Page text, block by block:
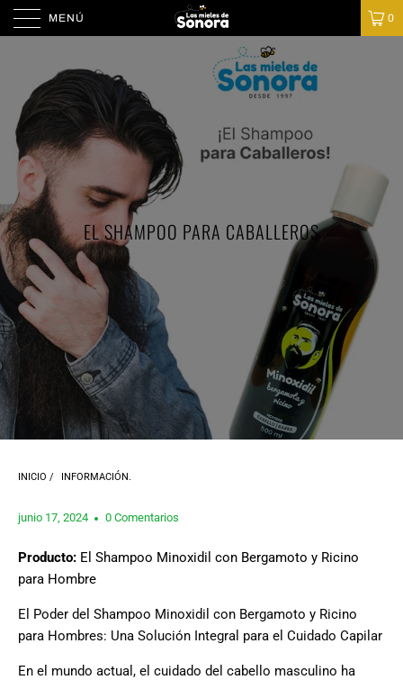
MENÚ 0
EL SHAMPOO PARA CABALLEROS
INICIO / INFORMACIÓN.
junio 17, 2024 0 Comentarios
Producto: El Shampoo Minoxidil con Bergamoto y Ricino
para Hombre
El Poder del Shampoo Minoxidil con Bergamoto y Ricino
para Hombres: Una Solución Integral para el Cuidado Capilar
En el mundo actual, el cuidado del cabello masculino ha